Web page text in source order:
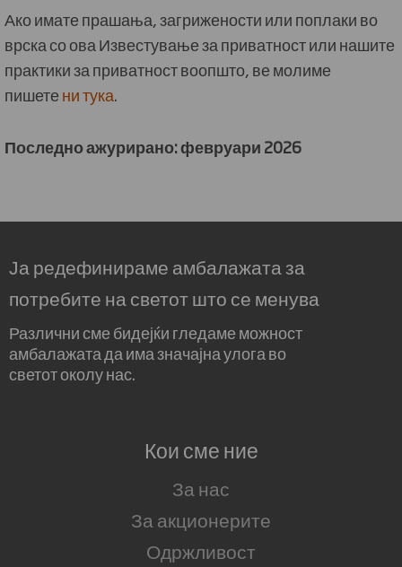
Ако имате прашања, загрижености или поплаки во
врска со ова Известување за приватност или нашите
практики за приватност воопшто, ве молиме
пишетени тука.
Последно ажурирано: февруари 2026
Ја редефинираме амбалажата за
потребите на светот што се менува
Различни сме бидејќи гледаме можност
амбалажата да има значајна улога во
светот околу нас.
Кои сме ние
За нас
За акционерите
Одржливост